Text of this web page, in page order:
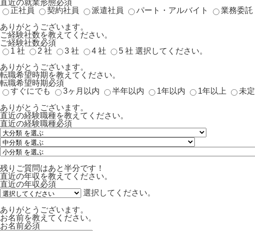
直近の就業形態必須
正社員
契約社員 派遣社員 パート・アルバイト 業務委託
ありがとうございます。
ご経験社数を教えてください。
ご経験社数必須
1 社
2 社 3 社 4 社 5 社 選択してください。
ありがとうございます。
転職希望時期を教えてください。
転職希望時期必須
すぐにでも
3ヶ月以内 半年以内 1年以内 1年以上 未定
ありがとうございます。
直近の経験職種を教えてください。
直近の経験職種必須
残りご質問はあと半分です！
直近の年収を教えてください。
直近の年収必須
選択してください。
ありがとうございます。
お名前を教えてください。
お名前必須